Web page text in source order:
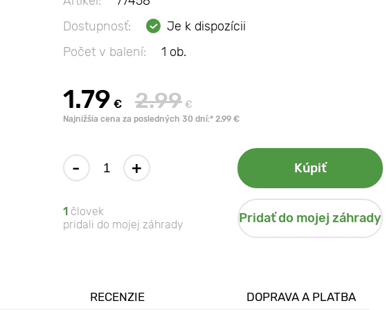
Dostupnosť:
Je k dispozícii
Počet v balení:
1 ob.
1.79 € 2.99 €
Najnižšia cena za posledných 30 dní:* 2.99 €
- + Kúpiť
1 človek
pridali do mojej záhrady
Pridať do mojej záhrady
RECENZIE DOPRAVA A PLATBA